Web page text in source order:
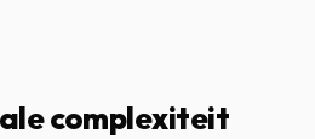
complexiteit